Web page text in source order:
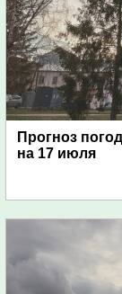
Прогноз
на 17 июля